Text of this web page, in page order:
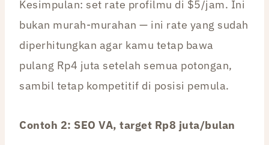
Kesimpulan: set rate profilmu di $5/jam. Ini
bukan murah-murahan — ini rate yang sudah
diperhitungkan agar kamu tetap bawa
pulang Rp4 juta setelah semua potongan,
sambil tetap kompetitif di posisi pemula.
Contoh 2: SEO VA, target Rp8 juta/bulan